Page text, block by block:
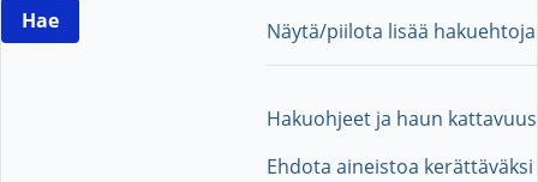
Näytä/piilota lisää hakuehtoja
Hakuohjeet ja haun kattavuus
Ehdota aineistoa kerättäväksi